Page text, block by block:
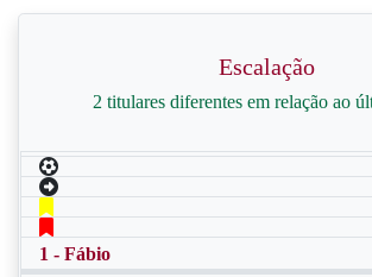
Escalação
2 titulares diferentes em relação ao
1 - Fábio